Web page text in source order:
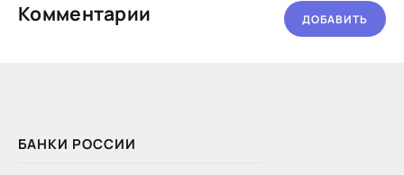
БАНКИ РОССИИ
Комментарии ДОБАВИТЬ